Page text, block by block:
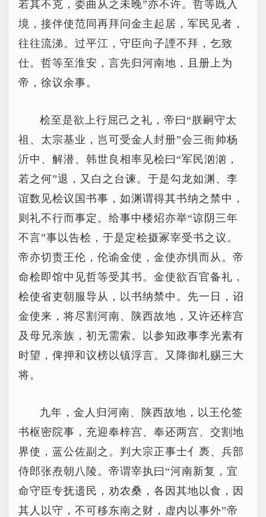
若其不克，委曲从之未晚”亦不许。哲等既入
境，接伴使范同再拜问金主起居，军民见者，
往往流涕。过平江，守臣向子諲不拜，乞致
仕。哲等至淮安，言先归河南地，且册上为
帝，徐议余事。
桧至是欲上行屈己之礼，帝曰“朕嗣守太
祖、太宗基业，岂可受金人封册”会三衙帅杨
沂中、解潜、韩世良相率见桧曰“军民汹汹，
若之何”退，又白之台谏。于是勾龙如渊、李
谊数见桧议国书事，如渊谓得其书纳之禁中，
则礼不行而事定。给事中楼炤亦举“谅阴三年
不言”事以告桧，于是定桧摄冢宰受书之议。
帝亦切责王伦，伦谕金使，金使亦惧而从。帝
命桧即馆中见哲等受其书。金使欲百官备礼，
桧使省吏朝服导从，以书纳禁中。先一日，诏
金使来，将尽割河南、陕西故地，又许还梓宫
及母兄亲族，初无需索。以参知政事李光素有
时望，俾押和议榜以镇浮言。又降御札赐三大
将。
九年，金人归河南、陕西故地，以王伦签
书枢密院事，充迎奉梓宫、奉还两宫、交割地
界使，蓝公佐副之。判大宗正事士亻褭、兵部
侍郎张焘朝八陵。帝谓宰执曰“河南新复，宜
命守臣专抚遗民，劝农桑，各因其地以食，因
其人以守，不可移东南之财，虚内以事外”帝